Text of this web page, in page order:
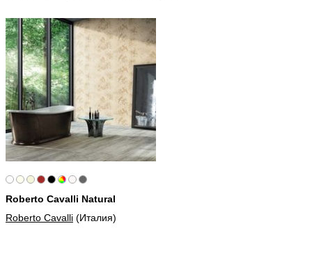
Roberto Cavalli Natural
Roberto Cavalli (Италия)